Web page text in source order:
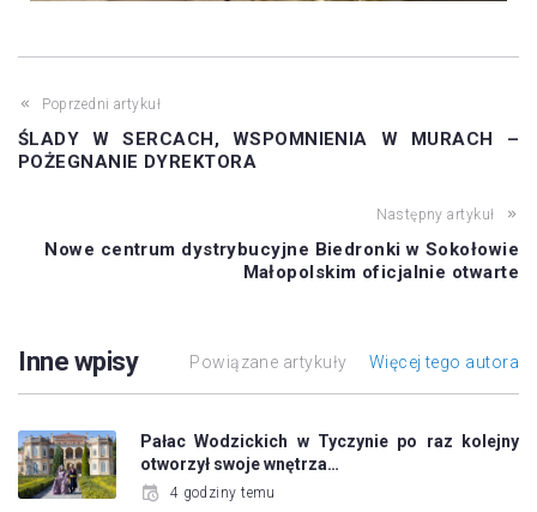
Poprzedni artykuł
ŚLADY W SERCACH, WSPOMNIENIA W MURACH –
POŻEGNANIE DYREKTORA
Następny artykuł
Nowe centrum dystrybucyjne Biedronki w Sokołowie
Małopolskim oficjalnie otwarte
Inne wpisy Powiązane artykuły Więcej tego autora
Pałac Wodzickich w Tyczynie po raz kolejny
otworzył swoje wnętrza…
4 godziny temu